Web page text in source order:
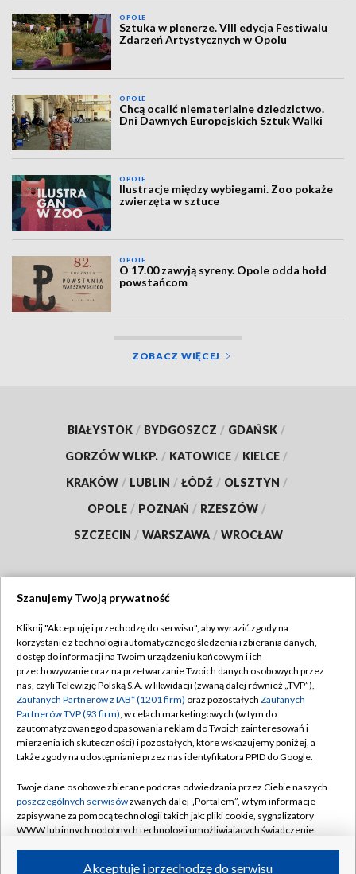
OPOLE
Sztuka w plenerze. VIII edycja Festiwalu
Zdarzeń Artystycznych w Opolu
OPOLE
Chcą ocalić niematerialne dziedzictwo.
Dni Dawnych Europejskich Sztuk Walki
OPOLE
Ilustracje między wybiegami. Zoo pokaże
zwierzęta w sztuce
OPOLE
O 17.00 zawyją syreny. Opole odda hołd
powstańcom
ZOBACZ WIĘCEJ
BIAŁYSTOK / BYDGOSZCZ / GDAŃSK /
GORZÓW WLKP. / KATOWICE / KIELCE /
KRAKÓW / LUBLIN / ŁÓDŹ / OLSZTYN /
OPOLE / POZNAŃ / RZESZÓW /
SZCZECIN / WARSZAWA / WROCŁAW
TVP
Abonament TVP
Emisja w TVP
Centrum informacji TVP
Naziemna Telewizja Cyfrowa
Rada Programowa
System NOS
Informacje o nadawcy
Regulamin TVP
Polityka prywatności
Moje zgody
Pomoc
Kontakt
Kanały
Szanujemy Twoją prywatność
Kliknij "Akceptuję i przechodzę do serwisu", aby wyrazić zgody na
korzystanie z technologii automatycznego śledzenia i zbierania danych,
dostęp do informacji na Twoim urządzeniu końcowym i ich
przechowywanie oraz na przetwarzanie Twoich danych osobowych przez
nas, czyli Telewizję Polską S.A. w likwidacji (zwaną dalej również „TVP”),
Zaufanych Partnerów z IAB* (1201 firm) oraz pozostałych Zaufanych
Partnerów TVP (93 firm), w celach marketingowych (w tym do
zautomatyzowanego dopasowania reklam do Twoich zainteresowań i
mierzenia ich skuteczności) i pozostałych, które wskazujemy poniżej, a
także zgody na udostępnianie przez nas identyfikatora PPID do Google.
Twoje dane osobowe zbierane podczas odwiedzania przez Ciebie naszych
poszczególnych serwisówzwanych dalej „Portalem”, w tym informacje
zapisywane za pomocą technologii takich jak: pliki cookie, sygnalizatory
WWW lub innych podobnych technologii umożliwiających świadczenie
Akceptuję i przechodzę do serwisu